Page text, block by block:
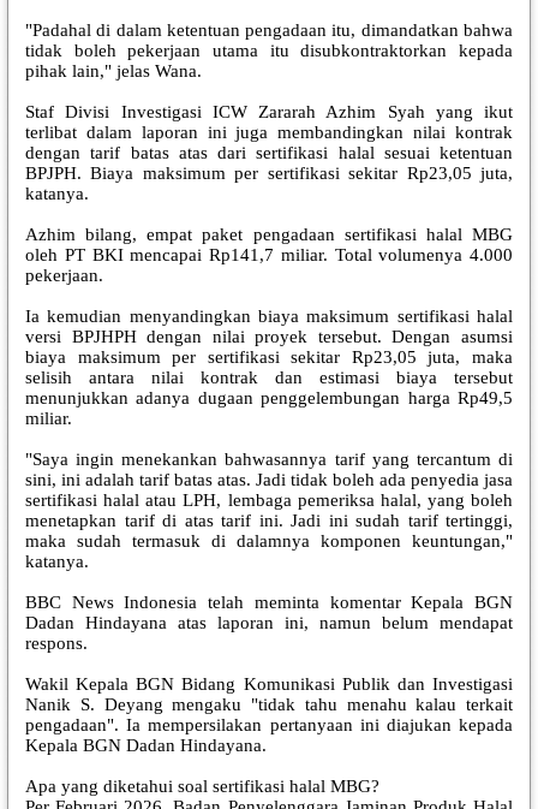
"Padahal di dalam ketentuan pengadaan itu, dimandatkan bahwa
tidak boleh pekerjaan utama itu disubkontraktorkan kepada
pihak lain," jelas Wana.
Staf Divisi Investigasi ICW Zararah Azhim Syah yang ikut
terlibat dalam laporan ini juga membandingkan nilai kontrak
dengan tarif batas atas dari sertifikasi halal sesuai ketentuan
BPJPH. Biaya maksimum per sertifikasi sekitar Rp23,05 juta,
katanya.
Azhim bilang, empat paket pengadaan sertifikasi halal MBG
oleh PT BKI mencapai Rp141,7 miliar. Total volumenya 4.000
pekerjaan.
Ia kemudian menyandingkan biaya maksimum sertifikasi halal
versi BPJHPH dengan nilai proyek tersebut. Dengan asumsi
biaya maksimum per sertifikasi sekitar Rp23,05 juta, maka
selisih antara nilai kontrak dan estimasi biaya tersebut
menunjukkan adanya dugaan penggelembungan harga Rp49,5
miliar.
"Saya ingin menekankan bahwasannya tarif yang tercantum di
sini, ini adalah tarif batas atas. Jadi tidak boleh ada penyedia jasa
sertifikasi halal atau LPH, lembaga pemeriksa halal, yang boleh
menetapkan tarif di atas tarif ini. Jadi ini sudah tarif tertinggi,
maka sudah termasuk di dalamnya komponen keuntungan,"
katanya.
BBC News Indonesia telah meminta komentar Kepala BGN
Dadan Hindayana atas laporan ini, namun belum mendapat
respons.
Wakil Kepala BGN Bidang Komunikasi Publik dan Investigasi
Nanik S. Deyang mengaku "tidak tahu menahu kalau terkait
pengadaan". Ia mempersilakan pertanyaan ini diajukan kepada
Kepala BGN Dadan Hindayana.
Apa yang diketahui soal sertifikasi halal MBG?